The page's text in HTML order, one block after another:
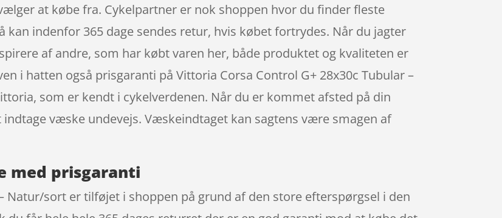
at købe fra. Cykelpartner er nok shoppen hvor du finder fleste
kan indenfor 365 dage sendes retur, hvis købet fortrydes. Når du jagter
af andre, som har købt varen her, både produktet og kvaliteten er
i hatten også prisgaranti på Vittoria Corsa Control G+ 28x30c Tubular –
som er kendt i cykelverdenen. Når du er kommet afsted på din
væske undevejs. Væskeindtaget kan sagtens være smagen af
med prisgaranti
Natur/sort er tilføjet i shoppen på grund af den store efterspørgsel i den